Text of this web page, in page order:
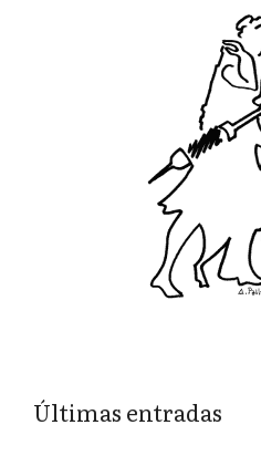
Últimas entradas